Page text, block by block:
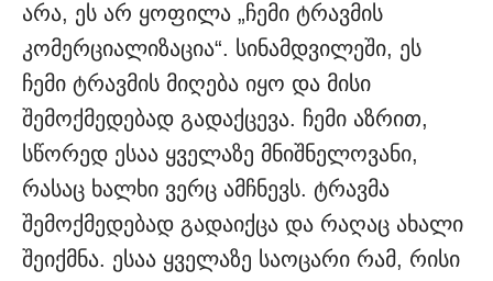
არა, ეს არ ყოფილა „ჩემი ტრავმის
კომერციალიზაცია“. სინამდვილეში, ეს
ჩემი ტრავმის მიღება იყო და მისი
შემოქმედებად გადაქცევა. ჩემი აზრით,
სწორედ ესაა ყველაზე მნიშნელოვანი,
რასაც ხალხი ვერც ამჩნევს. ტრავმა
შემოქმედებად გადაიქცა და რაღაც ახალი
შეიქმნა. ესაა ყველაზე საოცარი რამ, რისი